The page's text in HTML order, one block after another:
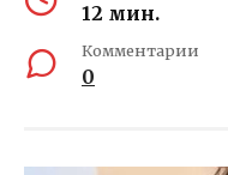
12 мин.
Комментарии
0